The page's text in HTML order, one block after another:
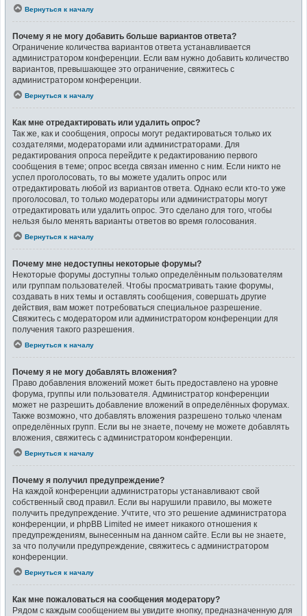
Вернуться к началу
Почему я не могу добавить больше вариантов ответа?
Ограничение количества вариантов ответа устанавливается
администратором конференции. Если вам нужно добавить количество
вариантов, превышающее это ограничение, свяжитесь с
администратором конференции.
Вернуться к началу
Как мне отредактировать или удалить опрос?
Так же, как и сообщения, опросы могут редактироваться только их
создателями, модераторами или администраторами. Для
редактирования опроса перейдите к редактированию первого
сообщения в теме; опрос всегда связан именно с ним. Если никто не
успел проголосовать, то вы можете удалить опрос или
отредактировать любой из вариантов ответа. Однако если кто-то уже
проголосовал, то только модераторы или администраторы могут
отредактировать или удалить опрос. Это сделано для того, чтобы
нельзя было менять варианты ответов во время голосования.
Вернуться к началу
Почему мне недоступны некоторые форумы?
Некоторые форумы доступны только определённым пользователям
или группам пользователей. Чтобы просматривать такие форумы,
создавать в них темы и оставлять сообщения, совершать другие
действия, вам может потребоваться специальное разрешение.
Свяжитесь с модератором или администратором конференции для
получения такого разрешения.
Вернуться к началу
Почему я не могу добавлять вложения?
Право добавления вложений может быть предоставлено на уровне
форума, группы или пользователя. Администратор конференции
может не разрешить добавление вложений в определённых форумах.
Также возможно, что добавлять вложения разрешено только членам
определённых групп. Если вы не знаете, почему не можете добавлять
вложения, свяжитесь с администратором конференции.
Вернуться к началу
Почему я получил предупреждение?
На каждой конференции администраторы устанавливают свой
собственный свод правил. Если вы нарушили правило, вы можете
получить предупреждение. Учтите, что это решение администратора
конференции, и phpBB Limited не имеет никакого отношения к
предупреждениям, вынесенным на данном сайте. Если вы не знаете,
за что получили предупреждение, свяжитесь с администратором
конференции.
Вернуться к началу
Как мне пожаловаться на сообщения модератору?
Рядом с каждым сообщением вы увидите кнопку, предназначенную для